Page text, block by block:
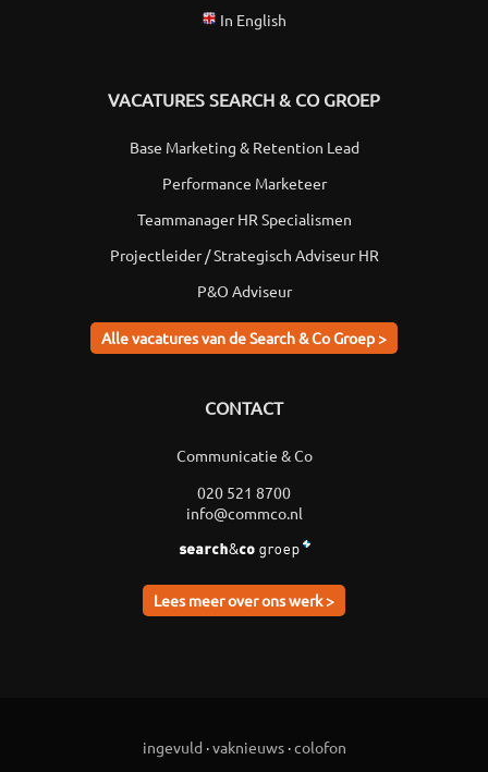
In English
VACATURES SEARCH & CO GROEP
Base Marketing & Retention Lead
Performance Marketeer
Teammanager HR Specialismen
Projectleider / Strategisch Adviseur HR
P&O Adviseur
Alle vacatures van de Search & Co Groep >
CONTACT
Communicatie & Co
020 521 8700
info@commco.nl
Lees meer over ons werk >
ingevuld ·vaknieuws·colofon